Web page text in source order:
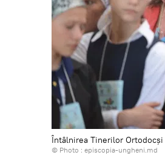
Întâlnirea Tinerilor Ortodocși
© Photo : episcopia-ungheni.md